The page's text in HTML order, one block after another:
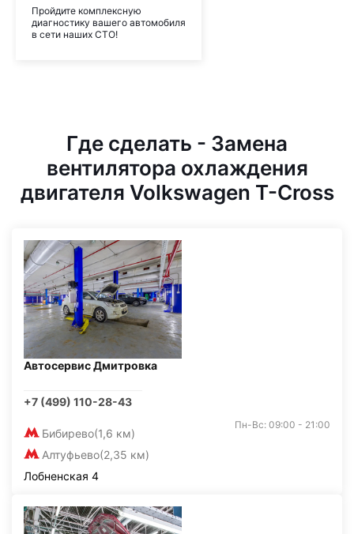
Пройдите комплексную
диагностику вашего автомобиля
в сети наших СТО!
Где сделать - Замена
вентилятора охлаждения
двигателя Volkswagen T-Cross
Автосервис Дмитровка
+7 (499) 110-28-43
Бибирево(1,6 км)
Алтуфьево(2,35 км)
Пн-Вс: 09:00 - 21:00
Лобненская 4